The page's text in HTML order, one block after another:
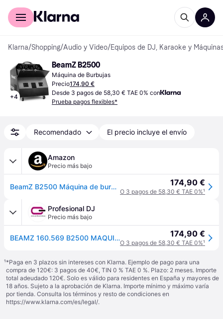
Comprar con Klarna
Klarna/Shopping/Audio y Video/Equipos de DJ, Karaoke y
+4
BeamZ B2500
Máquina de Burbujas
Precio174,90 €
Desde 3 pagos de 58,30 € TAE 0% con
Prueba pagos flexibles*
Recomendado El precio incluye el envío
Amazon
Precio más bajo
BeamZ B2500 Máquina de burbujas doble 174,90 €
O 3 pagos de 58,30 € TAE 0%¹
Profesional DJ
Precio más bajo
BEAMZ 160.569 B2500 MAQUINA DE BURBUJAS DOBLE 174,90 €
O 3 pagos de 58,30 € TAE 0%¹
¹*Paga en 3 plazos sin intereses con Klarna. Ejemplo de pago para una
compra de 120€: 3 pagos de 40€, TIN 0 % TAE 0 %. Plazo: 2 meses. Importe
total adeudado 120€. Solo es válido para residentes en España y mayores de
18 años. Sujeto a la aprobación de Klarna. Importe mínimo y máximo varía
por tienda. Consulta los términos y resto de condiciones en
https://www.klarna.com/es/legal/.